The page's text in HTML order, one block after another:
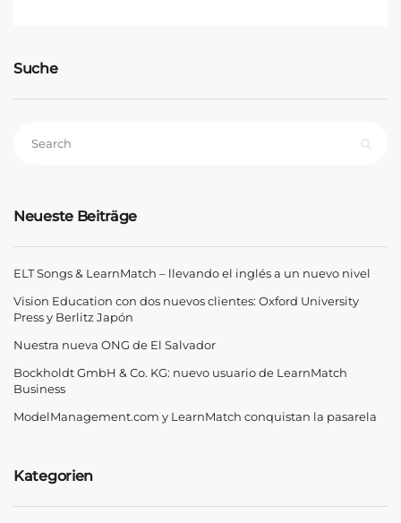
Suche
Neueste Beiträge
ELT Songs & LearnMatch – llevando el inglés a un nuevo nivel
Vision Education con dos nuevos clientes: Oxford University
Press y Berlitz Japón
Nuestra nueva ONG de El Salvador
Bockholdt GmbH & Co. KG: nuevo usuario de LearnMatch
Business
ModelManagement.com y LearnMatch conquistan la pasarela
Kategorien